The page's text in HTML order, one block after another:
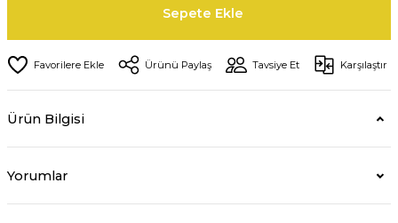
Sepete Ekle
Ürünü Paylaş Tavsiye Et Karşılaştır
Ürün Bilgisi
Yorumlar